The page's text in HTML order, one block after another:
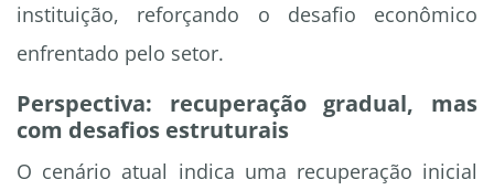
instituição, reforçando o desafio econômico
enfrentado pelo setor.
Perspectiva: recuperação gradual, mas
com desafios estruturais
O cenário atual indica uma recuperação inicial